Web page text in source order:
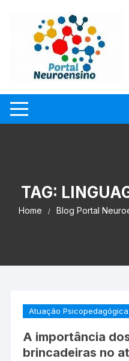
TAG:
Home Blog Portal
Atuação Psicopedagógica
A importância
brincadeiras no